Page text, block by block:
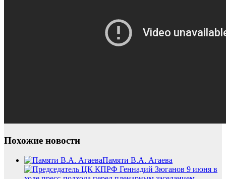
Похожие новости
Памяти В.А. Агаева